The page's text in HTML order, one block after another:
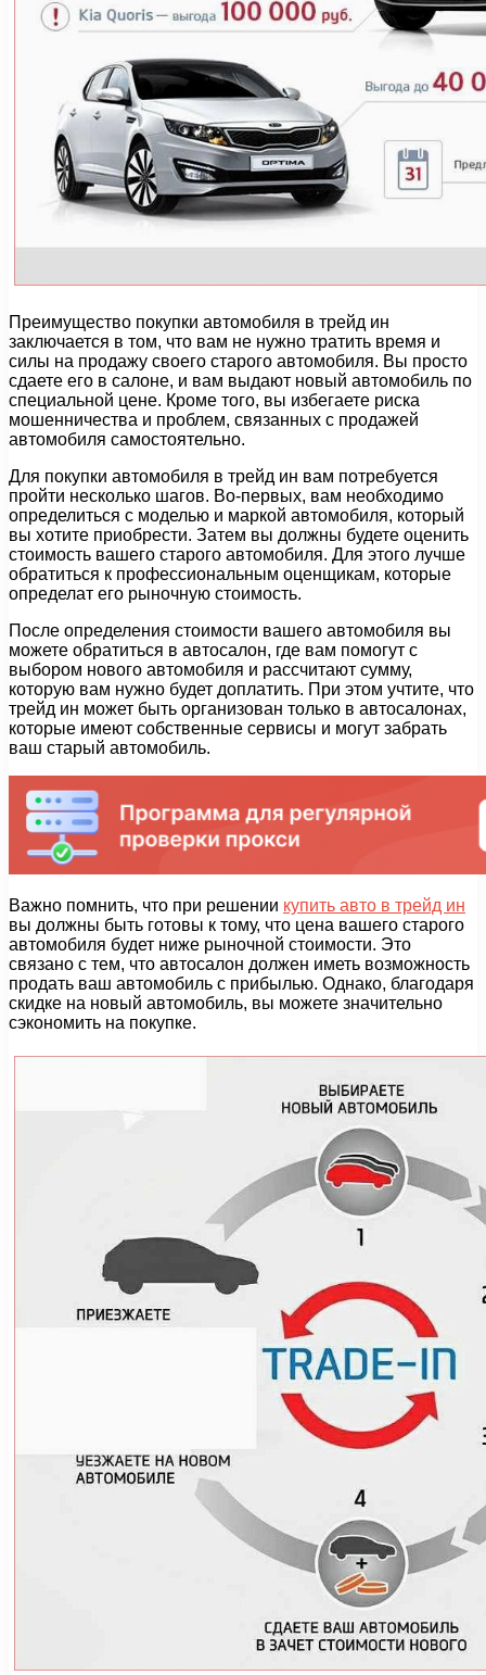
Преимущество покупки автомобиля в трейд ин
заключается в том, что вам не нужно тратить время и
силы на продажу своего старого автомобиля. Вы просто
сдаете его в салоне, и вам выдают новый автомобиль по
специальной цене. Кроме того, вы избегаете риска
мошенничества и проблем, связанных с продажей
автомобиля самостоятельно.
Для покупки автомобиля в трейд ин вам потребуется
пройти несколько шагов. Во-первых, вам необходимо
определиться с моделью и маркой автомобиля, который
вы хотите приобрести. Затем вы должны будете оценить
стоимость вашего старого автомобиля. Для этого лучше
обратиться к профессиональным оценщикам, которые
определат его рыночную стоимость.
После определения стоимости вашего автомобиля вы
можете обратиться в автосалон, где вам помогут с
выбором нового автомобиля и рассчитают сумму,
которую вам нужно будет доплатить. При этом учтите, что
трейд ин может быть организован только в автосалонах,
которые имеют собственные сервисы и могут забрать
ваш старый автомобиль.
Важно помнить, что при решении купить авто в трейд ин
вы должны быть готовы к тому, что цена вашего старого
автомобиля будет ниже рыночной стоимости. Это
связано с тем, что автосалон должен иметь возможность
продать ваш автомобиль с прибылью. Однако, благодаря
скидке на новый автомобиль, вы можете значительно
сэкономить на покупке.